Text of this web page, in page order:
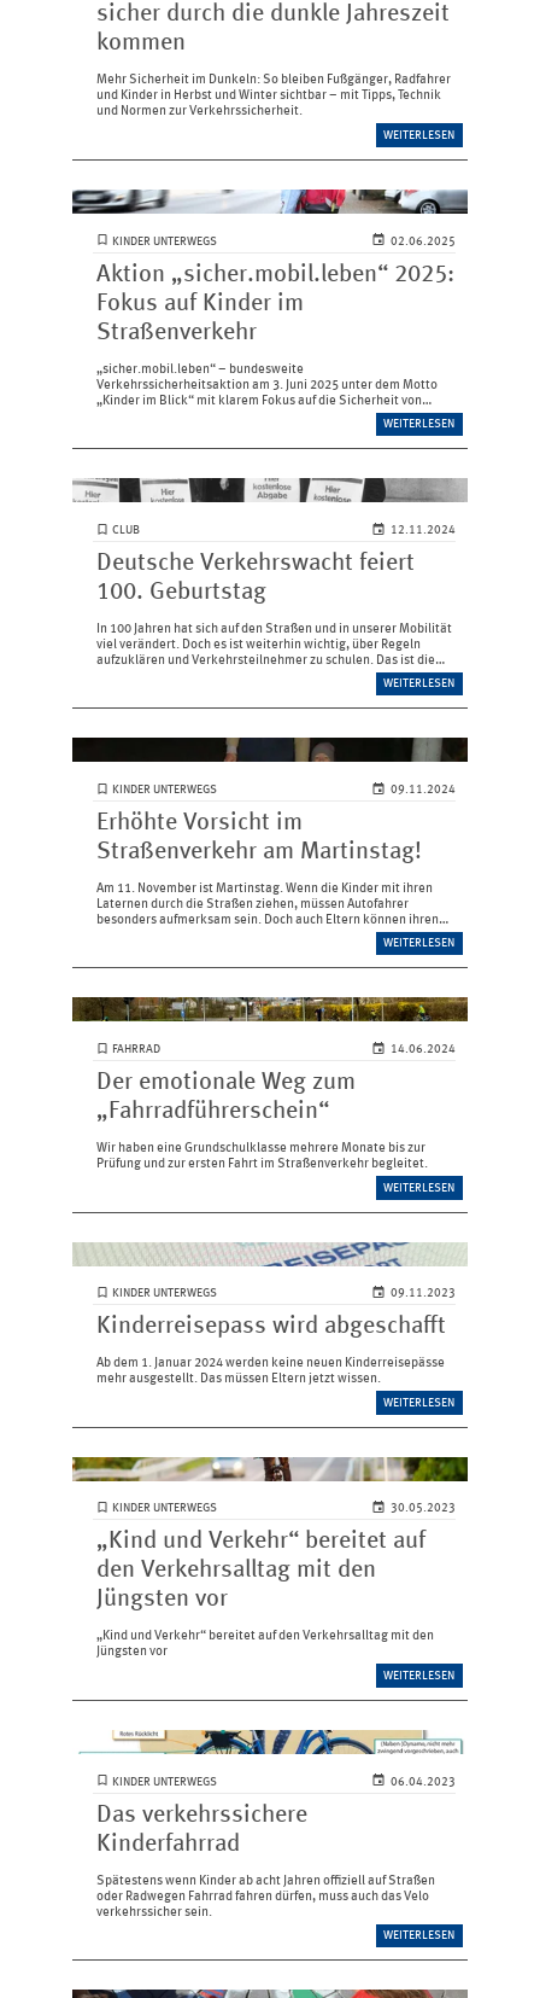
sicher durch die dunkle Jahreszeit
kommen
Mehr Sicherheit im Dunkeln: So bleiben Fußgänger, Radfahrer
und Kinder in Herbst und Winter sichtbar – mit Tipps, Technik
und Normen zur Verkehrssicherheit.
WEITERLESEN
KINDER UNTERWEGS 02.06.2025
Aktion „sicher.mobil.leben“ 2025:
Fokus auf Kinder im
Straßenverkehr
„sicher.mobil.leben“ – bundesweite
Verkehrssicherheitsaktion am 3. Juni 2025 unter dem Motto
„Kinder im Blick“ mit klarem Fokus auf die Sicherheit von
WEITERLESEN
CLUB 12.11.2024
Deutsche Verkehrswacht feiert
100. Geburtstag
In 100 Jahren hat sich auf den Straßen und in unserer Mobilität
viel verändert. Doch es ist weiterhin wichtig, über Regeln
aufzuklären und Verkehrsteilnehmer zu schulen. Das ist die
Kernkompetenz der Deutschen Verkehrswacht – und das seit
WEITERLESEN
KINDER UNTERWEGS 09.11.2024
Erhöhte Vorsicht im
Straßenverkehr am Martinstag!
Am 11. November ist Martinstag. Wenn die Kinder mit ihren
Laternen durch die Straßen ziehen, müssen Autofahrer
besonders aufmerksam sein. Doch auch Eltern können ihren
Beitrag für einen sicheren Laternenumzug leisten.
WEITERLESEN
FAHRRAD 14.06.2024
Der emotionale Weg zum
„Fahrradführerschein“
Wir haben eine Grundschulklasse mehrere Monate bis zur
Prüfung und zur ersten Fahrt im Straßenverkehr begleitet.
WEITERLESEN
KINDER UNTERWEGS 09.11.2023
Kinderreisepass wird abgeschafft
Ab dem 1. Januar 2024 werden keine neuen Kinderreisepässe
mehr ausgestellt. Das müssen Eltern jetzt wissen.
WEITERLESEN
KINDER UNTERWEGS 30.05.2023
„Kind und Verkehr“ bereitet auf
den Verkehrsalltag mit den
Jüngsten vor
„Kind und Verkehr“ bereitet auf den Verkehrsalltag mit den
Jüngsten vor
WEITERLESEN
KINDER UNTERWEGS 06.04.2023
Das verkehrssichere
Kinderfahrrad
Spätestens wenn Kinder ab acht Jahren offiziell auf Straßen
oder Radwegen Fahrrad fahren ­dürfen, muss auch das Velo
verkehrssicher sein.
WEITERLESEN